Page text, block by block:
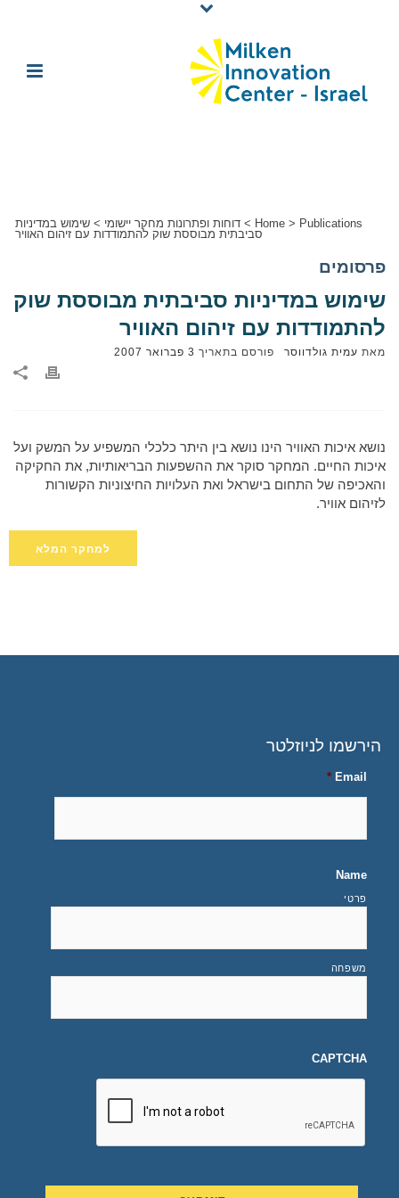
Home > Publications
> דוחות ופתרונות מחקר יישומי > שימוש במדיניות
סביבתית מבוססת שוק להתמודדות עם זיהום האוויר
פרסומים
שימוש במדיניות סביבתית מבוססת שוק
להתמודדות עם זיהום האוויר
מאת עמית גולדווסר פורסם בתאריך 3 פברואר 2007
נושא איכות האוויר הינו נושא בין היתר כלכלי המשפיע על המשק ועל
איכות החיים. המחקר סוקר את ההשפעות הבריאותיות, את החקיקה
והאכיפה של התחום בישראל ואת העלויות החיצוניות הקשורות
לזיהום אוויר.
למחקר המלא
הירשמו לניוזלטר
Email
*
Name
פרטי
משפחה
CAPTCHA